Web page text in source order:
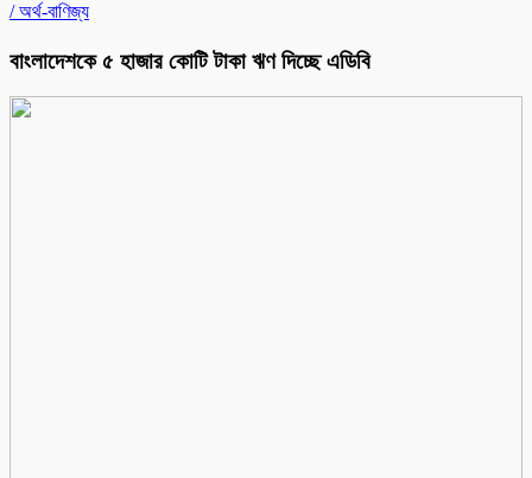
/অর্থ-বাণিজ্য
বাংলাদেশকে ৫ হাজার কোটি টাকা ঋণ দিচ্ছে এডিবি